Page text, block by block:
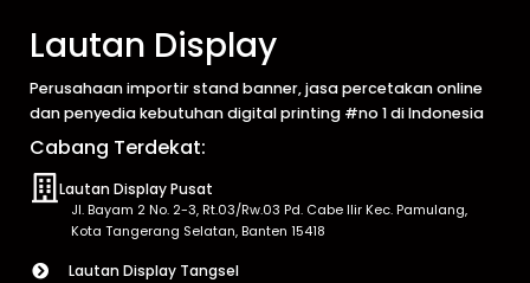
Lautan Display
Perusahaan importir stand banner, jasa percetakan online
dan penyedia kebutuhan digital printing #no 1 di Indonesia
Cabang Terdekat:
Lautan Display Pusat
Jl. Bayam 2 No. 2-3, Rt.03/Rw.03 Pd. Cabe Ilir Kec. Pamulang,
Kota Tangerang Selatan, Banten 15418
Lautan Display Tangsel